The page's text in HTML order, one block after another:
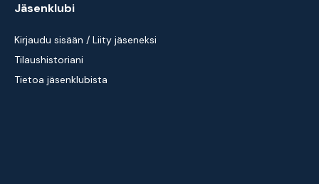
Jäsenklubi
Kirjaudu sisään / Liity jäseneksi
Tilaushistoriani
Tietoa jäsenklubista